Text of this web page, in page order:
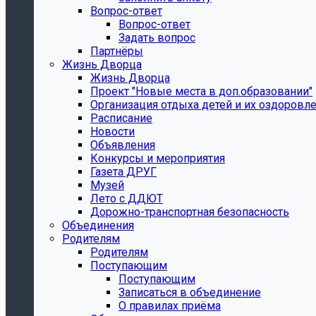
Вопрос-ответ
Вопрос-ответ
Задать вопрос
Партнёры
Жизнь Дворца
Жизнь Дворца
Проект "Новые места в доп.образовании"
Организация отдыха детей и их
Расписание
Новости
Объявления
Конкурсы и мероприятия
Газета ДРУГ
Музей
Лето с ДДЮТ
Дорожно-транспортная безопасность
Объединения
Родителям
Родителям
Поступающим
Поступающим
Записаться в объединение
О правилах приёма